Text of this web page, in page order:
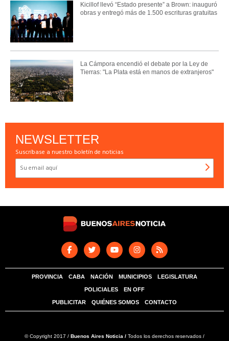
Kicillof llevó “Estado presente” a Brown: inauguró
obras y entregó más de 1.500 escrituras gratuitas
La Cámpora encendió el debate por la Ley de
Tierras: "La Plata está en manos de extranjeros"
NEWSLETTER
Suscríbase a nuestro boletín de noticias
PROVINCIA CABA NACIÓN MUNICIPIOS LEGISLATURA
POLICIALES EN OFF
PUBLICITAR QUIÉNES SOMOS CONTACTO
© Copyright 2017 / Buenos Aires Noticia / Todos los derechos reservados /